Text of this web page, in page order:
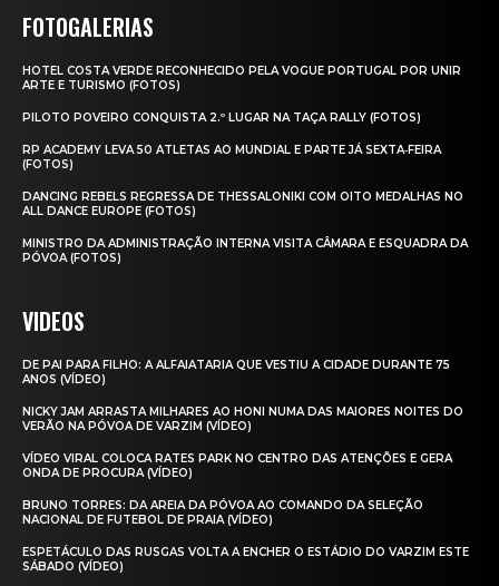
FOTOGALERIAS
HOTEL COSTA VERDE RECONHECIDO PELA VOGUE PORTUGAL POR UNIR
ARTE E TURISMO (FOTOS)
PILOTO POVEIRO CONQUISTA 2.º LUGAR NA TAÇA RALLY (FOTOS)
RP ACADEMY LEVA 50 ATLETAS AO MUNDIAL E PARTE JÁ SEXTA‑FEIRA
(FOTOS)
DANCING REBELS REGRESSA DE THESSALONIKI COM OITO MEDALHAS NO
ALL DANCE EUROPE (FOTOS)
MINISTRO DA ADMINISTRAÇÃO INTERNA VISITA CÂMARA E ESQUADRA DA
PÓVOA (FOTOS)
VIDEOS
DE PAI PARA FILHO: A ALFAIATARIA QUE VESTIU A CIDADE DURANTE 75
ANOS (VÍDEO)
NICKY JAM ARRASTA MILHARES AO HONI NUMA DAS MAIORES NOITES DO
VERÃO NA PÓVOA DE VARZIM (VÍDEO)
VÍDEO VIRAL COLOCA RATES PARK NO CENTRO DAS ATENÇÕES E GERA
ONDA DE PROCURA (VÍDEO)
BRUNO TORRES: DA AREIA DA PÓVOA AO COMANDO DA SELEÇÃO
NACIONAL DE FUTEBOL DE PRAIA (VÍDEO)
ESPETÁCULO DAS RUSGAS VOLTA A ENCHER O ESTÁDIO DO VARZIM ESTE
SÁBADO (VÍDEO)